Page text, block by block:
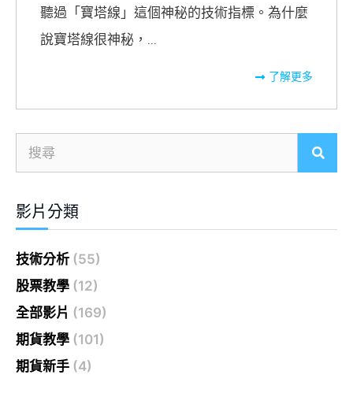
聽過「寶塔線」這個神秘的技術指標。為什麼
說寶塔線很神秘，...
了解更多
影片分類
技術分析 (55)
股票教學 (12)
全部影片 (169)
期貨教學 (101)
期貨新手 (4)